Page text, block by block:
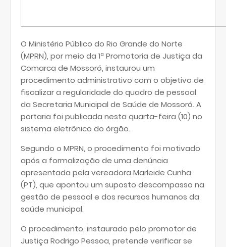
O Ministério Público do Rio Grande do Norte
(MPRN), por meio da 1ª Promotoria de Justiça da
Comarca de Mossoró, instaurou um
procedimento administrativo com o objetivo de
fiscalizar a regularidade do quadro de pessoal
da Secretaria Municipal de Saúde de Mossoró. A
portaria foi publicada nesta quarta-feira (10) no
sistema eletrônico do órgão.
Segundo o MPRN, o procedimento foi motivado
após a formalização de uma denúncia
apresentada pela vereadora Marleide Cunha
(PT), que apontou um suposto descompasso na
gestão de pessoal e dos recursos humanos da
saúde municipal.
O procedimento, instaurado pelo promotor de
Justiça Rodrigo Pessoa, pretende verificar se